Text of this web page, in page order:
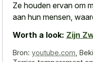
Ze houden ervan om
aan hun mensen,
Worth a look: Zijn
Bron: youtube.com